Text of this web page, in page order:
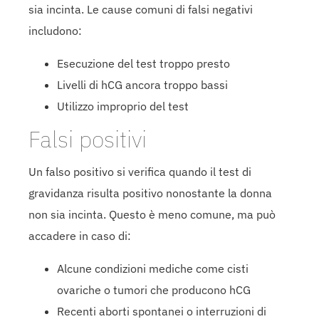
sia incinta. Le cause comuni di falsi negativi
includono:
Esecuzione del test troppo presto
Livelli di hCG ancora troppo bassi
Utilizzo improprio del test
Falsi positivi
Un falso positivo si verifica quando il test di
gravidanza risulta positivo nonostante la donna
non sia incinta. Questo è meno comune, ma può
accadere in caso di:
Alcune condizioni mediche come cisti
ovariche o tumori che producono hCG
Recenti aborti spontanei o interruzioni di